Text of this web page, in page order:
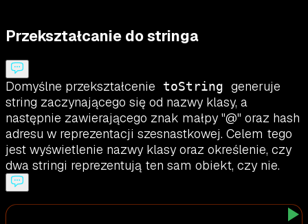
Przekształcanie do stringa
Domyślne przekształcenie toString generuje
string zaczynającego się od nazwy klasy, a
następnie zawierającego znak małpy "@" oraz hash
adresu w reprezentacji szesnastkowej. Celem tego
jest wyświetlenie nazwy klasy oraz określenie, czy
dwa stringi reprezentują ten sam obiekt, czy nie.